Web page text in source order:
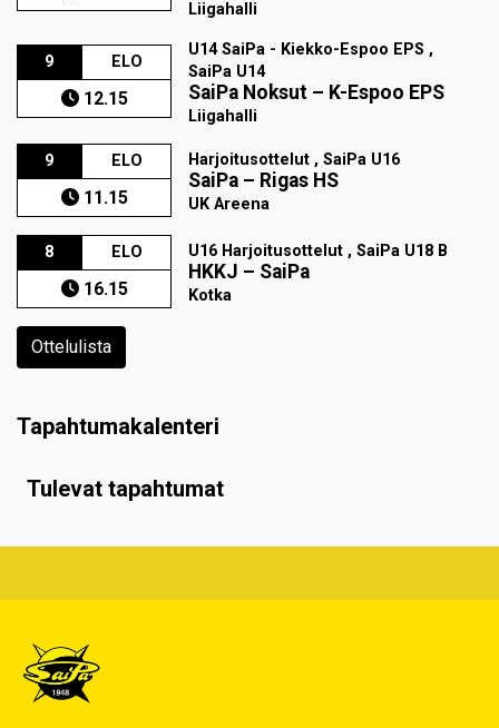
Liigahalli
9 ELO
12.15
U14 SaiPa - Kiekko-Espoo EPS ,
SaiPa U14
SaiPa Noksut – K-Espoo EPS
Liigahalli
9 ELO
11.15
Harjoitusottelut , SaiPa U16
SaiPa – Rigas HS
UK Areena
8 ELO
16.15
U16 Harjoitusottelut , SaiPa U18 B
HKKJ – SaiPa
Kotka
Ottelulista
Tapahtumakalenteri
Tulevat tapahtumat